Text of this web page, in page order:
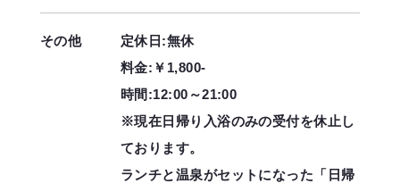
その他
定休日:無休
料金:￥1,800-
時間:12:00～21:00
※現在日帰り入浴のみの受付を休止し
ております。
ランチと温泉がセットになった「日帰